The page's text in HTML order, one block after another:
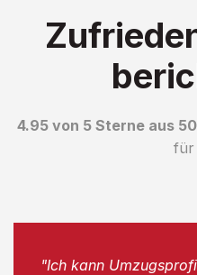
4.95 von 5 Sterne aus
für
"Ich kann